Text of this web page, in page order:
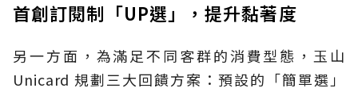
首創訂閱制「UP選」，提升黏著度
另一方面，為滿足不同客群的消費型態，玉山
Unicard 規劃三大回饋方案：預設的「簡單選」